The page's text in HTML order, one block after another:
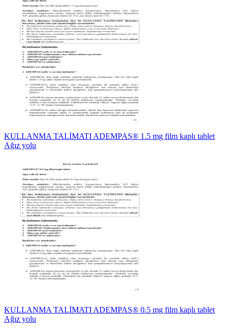
KULLANMA TALİMATI ADEMPAS® 1.5 mg film kaplı tablet
Ağız yolu
KULLANMA TALİMATI ADEMPAS® 0.5 mg film kaplı tablet
Ağız yolu